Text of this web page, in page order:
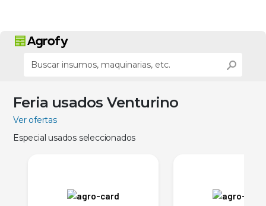
Feria usados Venturino
Ver ofertas
Especial usados seleccionados